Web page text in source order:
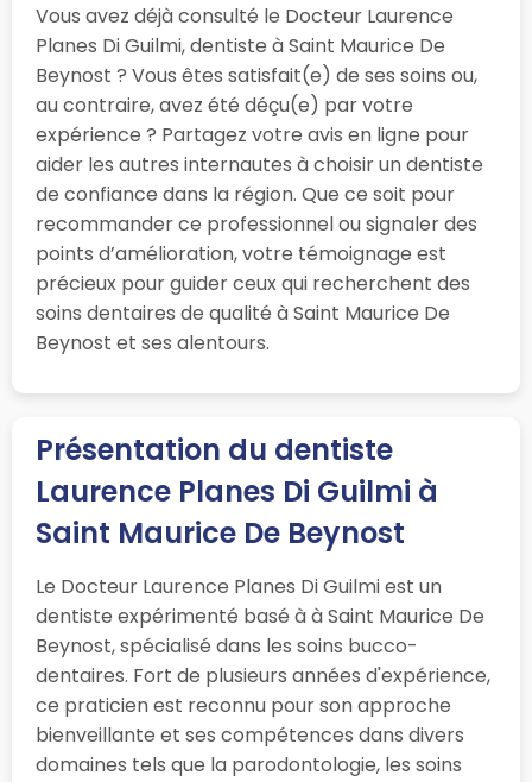
Vous avez déjà consulté le Docteur Laurence
Planes Di Guilmi, dentiste à Saint Maurice De
Beynost ? Vous êtes satisfait(e) de ses soins ou,
au contraire, avez été déçu(e) par votre
expérience ? Partagez votre avis en ligne pour
aider les autres internautes à choisir un dentiste
de confiance dans la région. Que ce soit pour
recommander ce professionnel ou signaler des
points d’amélioration, votre témoignage est
précieux pour guider ceux qui recherchent des
soins dentaires de qualité à Saint Maurice De
Beynost et ses alentours.
Présentation du dentiste
Laurence Planes Di Guilmi à
Saint Maurice De Beynost
Le Docteur Laurence Planes Di Guilmi est un
dentiste expérimenté basé à à Saint Maurice De
Beynost, spécialisé dans les soins bucco-
dentaires. Fort de plusieurs années d'expérience,
ce praticien est reconnu pour son approche
bienveillante et ses compétences dans divers
domaines tels que la parodontologie, les soins